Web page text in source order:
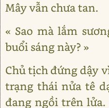
Mây vẫn chưa tan.
« Sao mà lắm
buổi sáng này? »
Chủ tịch đứng dậy
trạng thái nửa tê
đang ngồi trên